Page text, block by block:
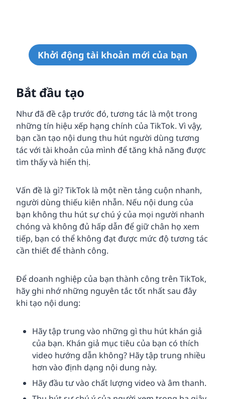
Khởi động tài khoản mới của bạn
Bắt đầu tạo
Như đã đề cập trước đó, tương tác là một trong
những tín hiệu xếp hạng chính của TikTok. Vì vậy,
bạn cần tạo nội dung thu hút người dùng tương
tác với tài khoản của mình để tăng khả năng được
tìm thấy và hiển thị.
Vấn đề là gì? TikTok là một nền tảng cuộn nhanh,
người dùng thiếu kiên nhẫn. Nếu nội dung của
bạn không thu hút sự chú ý của mọi người nhanh
chóng và không đủ hấp dẫn để giữ chân họ xem
tiếp, bạn có thể không đạt được mức độ tương tác
cần thiết để thành công.
Để doanh nghiệp của bạn thành công trên TikTok,
hãy ghi nhớ những nguyên tắc tốt nhất sau đây
khi tạo nội dung:
Hãy tập trung vào những gì thu hút khán giả
của bạn. Khán giả mục tiêu của bạn có thích
video hướng dẫn không? Hãy tập trung nhiều
hơn vào định dạng nội dung này.
Hãy đầu tư vào chất lượng video và âm thanh.